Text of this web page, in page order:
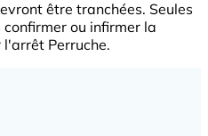
être tranchées. Seules
ou infirmer la
Perruche.